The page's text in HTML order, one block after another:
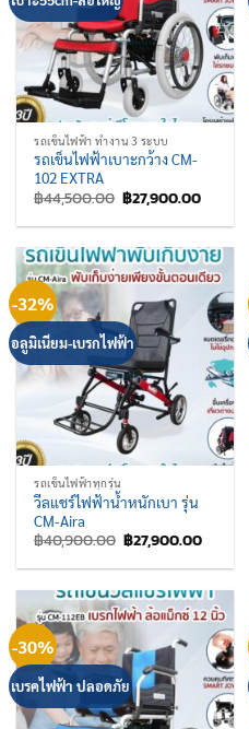
รถเข็นไฟฟ้า ทำงาน 3 ระบบ
รถเข็นไฟฟ้าเบาะกว้าง CM-
102 EXTRA
฿44,500.00 Original
price
was:
฿27,900.00Current
is:
-32%
อลูมิเนียม-เบรกไฟฟ้า
รถเข็นไฟฟ้าทุกรุ่น
วีลแชร์ไฟฟ้าน้ำหนักเบา รุ่น
CM-Aira
฿40,900.00 Original
price
was:
฿27,900.00Current
is:
-30%
เบรคไฟฟ้า ปลอดภัย